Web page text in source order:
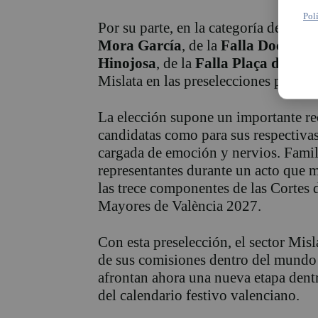
Por su parte, en la categoría de
Mora García, de la Falla Doctor
Hinojosa, de la Falla Plaça de la
Mislata en las preselecciones para
La elección supone un importante
candidatas como para sus
cargada de emoción y nervios.
representantes durante un acto que
las trece componentes de las
Mayores de València 2027.
Con esta preselección, el sector
de sus comisiones dentro del
afrontan ahora una nueva etapa
del calendario festivo valenciano.